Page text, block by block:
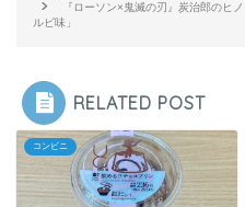
『ローソン×鬼滅の刃』炭治郎のヒ
ルビ味」
RELATED POST
コンビニ